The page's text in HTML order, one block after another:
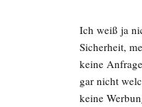
Ich weiß ja
Sicherheit,
keine
gar nicht
keine